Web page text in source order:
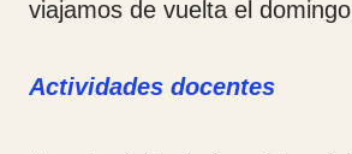
implantes quirúrgicos. Y por supuesto los